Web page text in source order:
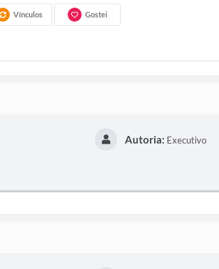
Vínculos Gostei
Autoria: Executivo